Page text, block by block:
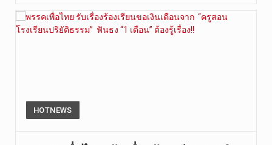
HOTNEWS